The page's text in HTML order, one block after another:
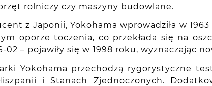
rolniczy czy maszyny budowlane.
z Japonii, Yokohama wprowadziła w
oporze toczenia, co przekłada się na
02 – pojawiły się w 1998 roku, wyznaczając
Yokohama przechodzą rygorystyczne
i Stanach Zjednoczonych.